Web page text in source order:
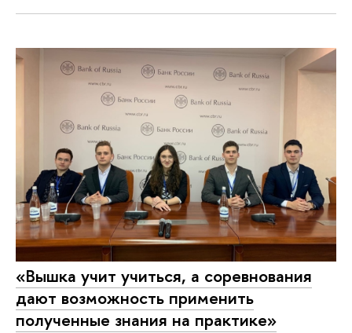
«Вышка учит учиться, а соревнования
дают возможность применить
полученные знания на практике»